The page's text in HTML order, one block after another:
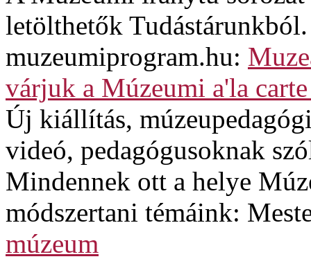
letölthetők Tudástárunkból.
muzeumiprogram.hu:
várjuk a Múzeumi a'la
Új kiállítás,
videó, pedagógusoknak
Mindennek ott a helye
módszertani témáink:
múzeum